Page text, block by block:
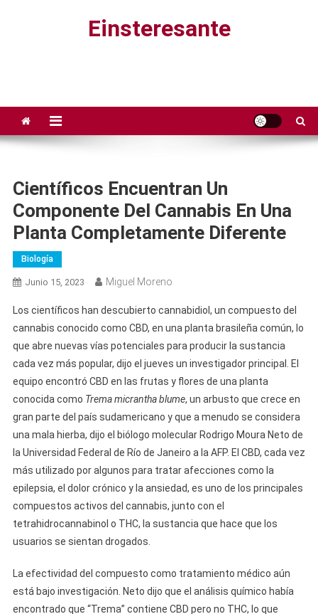
Einsteresante
Científicos Encuentran Un
Componente Del Cannabis En Una
Planta Completamente Diferente
Biología
Junio 15, 2023 Miguel Moreno
Los científicos han descubierto cannabidiol, un compuesto del
cannabis conocido como CBD, en una planta brasileña común, lo
que abre nuevas vías potenciales para producir la sustancia
cada vez más popular, dijo el jueves un investigador principal. El
equipo encontró CBD en las frutas y flores de una planta
conocida como Trema micrantha blume, un arbusto que crece en
gran parte del país sudamericano y que a menudo se considera
una mala hierba, dijo el biólogo molecular Rodrigo Moura Neto de
la Universidad Federal de Río de Janeiro a la AFP. El CBD, cada vez
más utilizado por algunos para tratar afecciones como la
epilepsia, el dolor crónico y la ansiedad, es uno de los principales
compuestos activos del cannabis, junto con el
tetrahidrocannabinol o THC, la sustancia que hace que los
usuarios se sientan drogados.
La efectividad del compuesto como tratamiento médico aún
está bajo investigación. Neto dijo que el análisis químico había
encontrado que “Trema” contiene CBD pero no THC, lo que